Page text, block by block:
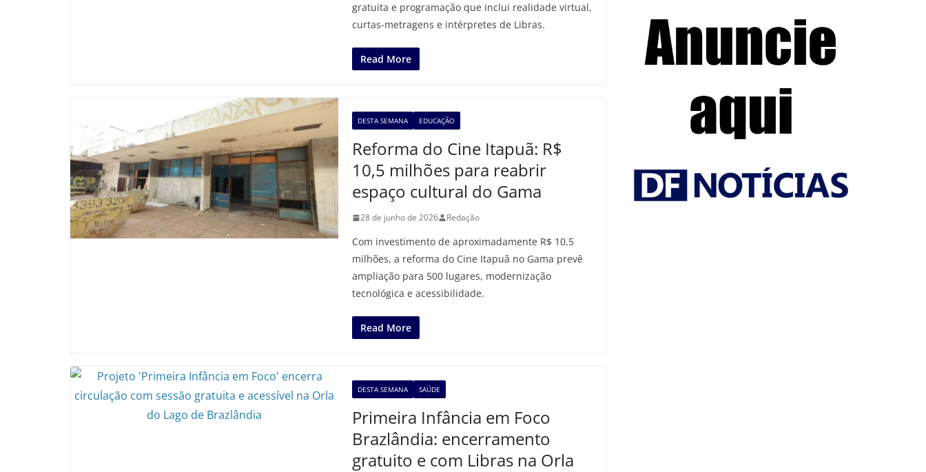
gratuita e programação que inclui realidade virtual,
curtas-metragens e intérpretes de Libras.
Read More
DESTA SEMANA EDUCAÇÃO
Reforma do Cine Itapuã: R$
10,5 milhões para reabrir
espaço cultural do Gama
28 de junho de 2026 Redação
Com investimento de aproximadamente R$ 10,5
milhões, a reforma do Cine Itapuã no Gama prevê
ampliação para 500 lugares, modernização
tecnológica e acessibilidade.
Read More
DESTA SEMANA SAÚDE
Primeira Infância em Foco
Brazlândia: encerramento
gratuito e com Libras na Orla